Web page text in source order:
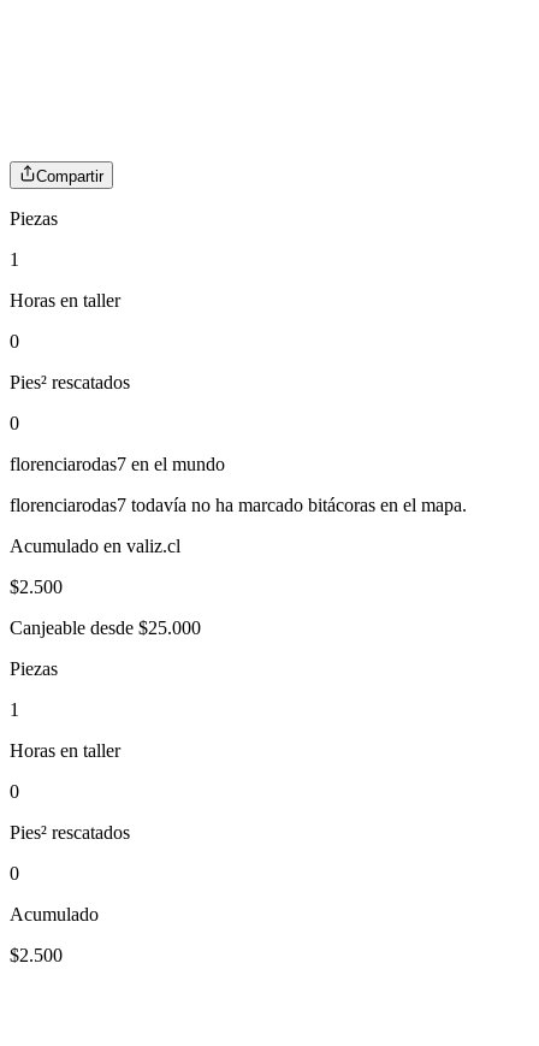
Compartir
Piezas
1
Horas en taller
0
Pies² rescatados
0
florenciarodas7 en el mundo
florenciarodas7 todavía no ha marcado bitácoras en el mapa.
Acumulado en valiz.cl
$2.500
Canjeable desde $25.000
Piezas
1
Horas en taller
0
Pies² rescatados
0
Acumulado
$2.500